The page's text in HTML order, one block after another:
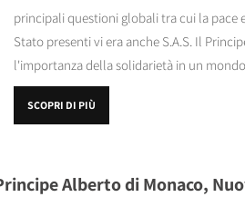
principali questioni globali tra cui la pace
Stato presenti vi era anche S.A.S. Il
l'importanza della solidarietà in un
SCOPRI DI PIÙ
Alberto di Monaco,